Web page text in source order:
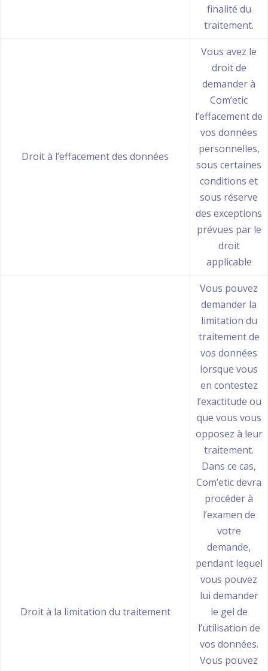
finalité du
traitement.
Droit à l’effacement des données
Vous avez le
droit de
demander à
Com’etic
l’effacement de
vos données
personnelles,
sous certaines
conditions et
sous réserve
des exceptions
prévues par le
droit
applicable
Droit à la limitation du traitement
Vous pouvez
demander la
limitation du
traitement de
vos données
lorsque vous
en contestez
l’exactitude ou
que vous vous
opposez à leur
traitement.
Dans ce cas,
Com’etic devra
procéder à
l’examen de
votre
demande,
pendant lequel
vous pouvez
lui demander
le gel de
l’utilisation de
vos données.
Vous pouvez